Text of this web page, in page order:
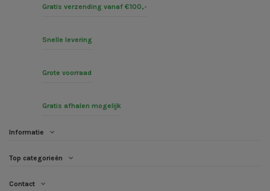
Gratis verzending vanaf €100,-
Snelle levering
Grote voorraad
Gratis afhalen mogelijk
Informatie
Top categorieën
Contact